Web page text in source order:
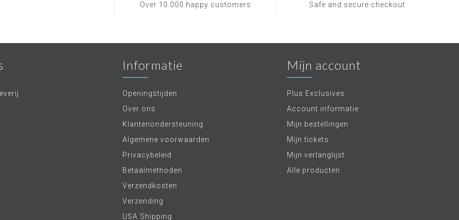
Over 10.000 happy customers Safe and secure checkout
Informatie
Openingstijden
Over ons
Klantenondersteuning
Algemene voorwaarden
Privacybeleid
Betaalmethoden
Verzendkosten
Verzending
USA Shipping
Mijn account
Plus Exclusives
Account informatie
Mijn bestellingen
Mijn tickets
Mijn verlanglijst
Alle producten